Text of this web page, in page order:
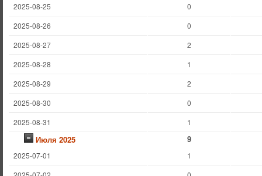
2025-08-25
0
2025-08-26
0
2025-08-27
2
2025-08-28
1
2025-08-29
2
2025-08-30
0
2025-08-31
1
Июля 2025 9
2025-07-01
1